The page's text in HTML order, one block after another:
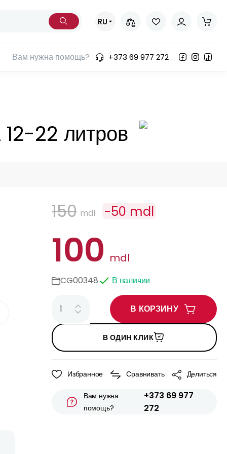
RU
Вам нужна помощь? +373 69 977 272
22 литров
150 mdl -50 mdl
100 mdl
CG00348 В наличии
В КОРЗИНУ
В ОДИН КЛИК
Избранное Сравнивать Делиться
Вам нужна
помощь?
+373 69 977
272